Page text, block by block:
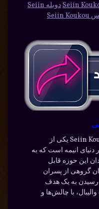
دوبله Seiin
زیرنویس Seiin Koukou
انیمه 2.43 Seiin Koukou Danshi Volley Bu یکی از
انیمه است که به
این حوزه قابل
گروهی از پسران
رسیدن به یک هدف
با چالش‌ها و